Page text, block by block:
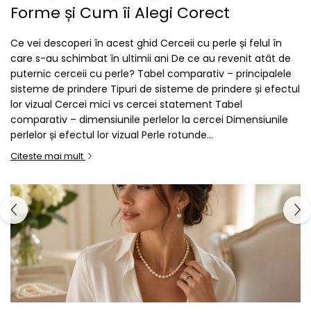
Forme și Cum îi Alegi Corect
Ce vei descoperi în acest ghid Cerceii cu perle și felul în
care s-au schimbat în ultimii ani De ce au revenit atât de
puternic cerceii cu perle? Tabel comparativ – principalele
sisteme de prindere Tipuri de sisteme de prindere și efectul
lor vizual Cercei mici vs cercei statement Tabel
comparativ – dimensiunile perlelor la cercei Dimensiunile
perlelor și efectul lor vizual Perle rotunde...
Citeste mai mult